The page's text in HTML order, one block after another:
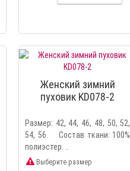
Женский зимний
пуховик KD078-2
Размер: 42, 44, 46, 48, 50, 52,
54, 56. Состав ткани: 100%
полиэстер. ..
Выберите размер